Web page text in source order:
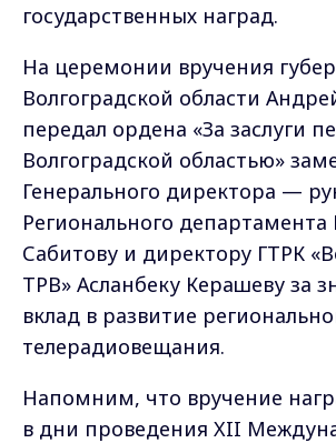
государственных наград.
На церемонии вручения
Волгоградской области
передал ордена «За заслуги
Волгоградской областью»
Генерального директора —
Регионального
Сабитову и директору ГТРК
ТРВ» Асланбеку Керашеву за
вклад в развитие
телерадиовещания.
Напомним, что вручение
в дни проведения XII